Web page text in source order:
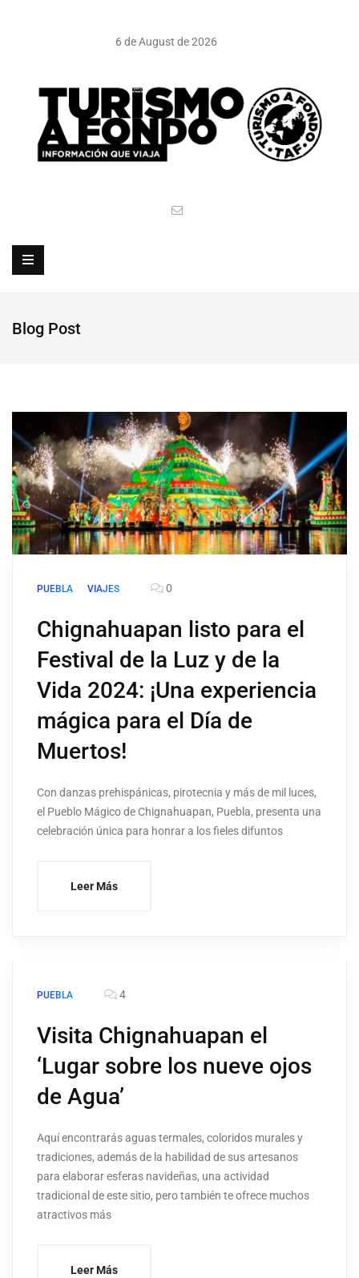
6 de August de 2026
Blog Post
PUEBLA VIAJES 0
Chignahuapan listo para el
Festival de la Luz y de la
Vida 2024: ¡Una experiencia
mágica para el Día de
Muertos!
Con danzas prehispánicas, pirotecnia y más de mil luces,
el Pueblo Mágico de Chignahuapan, Puebla, presenta una
celebración única para honrar a los fieles difuntos
Leer Más
PUEBLA 4
Visita Chignahuapan el
‘Lugar sobre los nueve ojos
de Agua’
Aquí encontrarás aguas termales, coloridos murales y
tradiciones, además de la habilidad de sus artesanos
para elaborar esferas navideñas, una actividad
tradicional de este sitio, pero también te ofrece muchos
atractivos más
Leer Más